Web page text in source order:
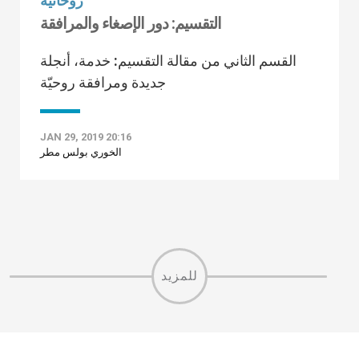
التقسيم: دور الإصغاء والمرافقة
القسم الثاني من مقالة التقسيم: خدمة، أنجلة
جديدة ومرافقة روحيّة
JAN 29, 2019 20:16
الخوري بولس مطر
للمزيد